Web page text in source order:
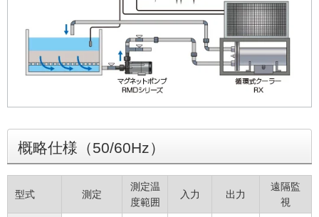
概略仕様（50/60Hz）
型式 測定
測定温
度範囲
入力 出力
遠隔監
視